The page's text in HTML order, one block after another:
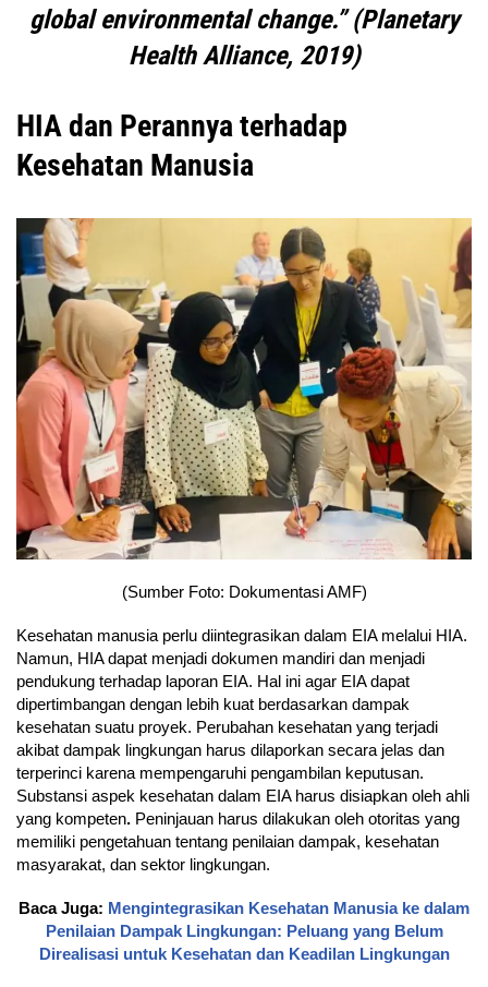
global environmental change.” (Planetary
Health Alliance, 2019)
HIA dan Perannya terhadap
Kesehatan Manusia
(Sumber Foto: Dokumentasi AMF)
Kesehatan manusia perlu diintegrasikan dalam EIA melalui HIA.
Namun, HIA dapat menjadi dokumen mandiri dan menjadi
pendukung terhadap laporan EIA. Hal ini agar EIA dapat
dipertimbangan dengan lebih kuat berdasarkan dampak
kesehatan suatu proyek. Perubahan kesehatan yang terjadi
akibat dampak lingkungan harus dilaporkan secara jelas dan
terperinci karena mempengaruhi pengambilan keputusan.
Substansi aspek kesehatan dalam EIA harus disiapkan oleh ahli
yang kompeten. Peninjauan harus dilakukan oleh otoritas yang
memiliki pengetahuan tentang penilaian dampak, kesehatan
masyarakat, dan sektor lingkungan.
Baca Juga: Mengintegrasikan Kesehatan Manusia ke dalam
Penilaian Dampak Lingkungan: Peluang yang Belum
Direalisasi untuk Kesehatan dan Keadilan Lingkungan